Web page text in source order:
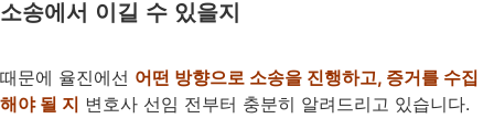
소송에서 이길 수 있을지
때문에 율진에선 어떤 방향으로 소송을 진행하고, 증거를 수집
해야 될 지 변호사 선임 전부터 충분히 알려드리고 있습니다.